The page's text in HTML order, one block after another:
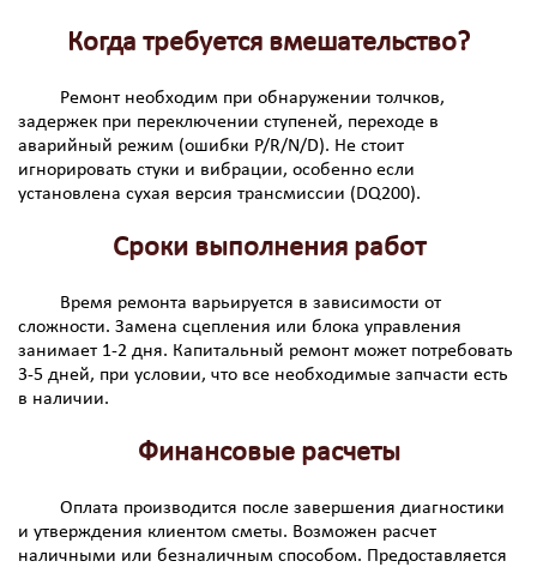
Когда требуется вмешательство?
Ремонт необходим при обнаружении толчков,
задержек при переключении ступеней, переходе в
аварийный режим (ошибки P/R/N/D). Не стоит
игнорировать стуки и вибрации, особенно если
установлена сухая версия трансмиссии (DQ200).
Сроки выполнения работ
Время ремонта варьируется в зависимости от
сложности. Замена сцепления или блока управления
занимает 1-2 дня. Капитальный ремонт может потребовать
3-5 дней, при условии, что все необходимые запчасти есть
в наличии.
Финансовые расчеты
Оплата производится после завершения диагностики
и утверждения клиентом сметы. Возможен расчет
наличными или безналичным способом. Предоставляется